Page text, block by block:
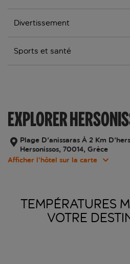
Divertissement
Sports et santé
EXPLORER
Plage D'anissaras À 2 Km
Hersonissos, 70014, Grèce
Afficher l’hôtel sur la carte
TEMPÉRATURES
VOTRE